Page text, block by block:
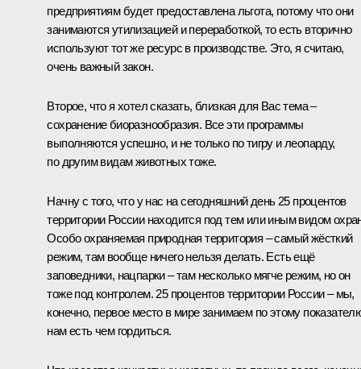
предприятиям будет предоставлена льгота, потому что они
занимаются утилизацией и переработкой, то есть вторично
используют тот же ресурс в производстве. Это, я считаю,
очень важный закон.
Второе, что я хотел сказать, близкая для Вас тема –
сохранение биоразнообразия. Все эти программы
выполняются успешно, и не только по тигру и леопарду,
по другим видам животных тоже.
Начну с того, что у нас на сегодняшний день 25 процентов
территории России находится под тем или иным видом
Особо охраняемая природная территория – самый жёсткий
режим, там вообще ничего нельзя делать. Есть ещё
заповедники, нацпарки – там несколько мягче режим, но он
тоже под контролем. 25 процентов территории России – мы,
конечно, первое место в мире занимаем по этому
нам есть чем гордиться.